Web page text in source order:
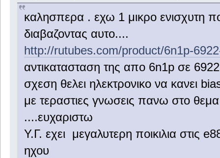
καλησπερα . εχω 1 μικρο ενισχυτη
διαβαζοντας αυτο....
http://rutubes.com/product/6n1p-
αντικατασταση της απο 6n1p σε
σχεση θελει ηλεκτρονικο να κανει
με τεραστιες γνωσεις πανω στο
....ευχαριστω
Υ.Γ. εχει μεγαλυτερη ποικιλια στις
ηχου